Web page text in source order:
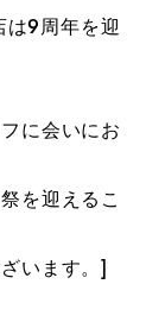
は9周年を迎
に会いにお
を迎えるこ
います。]